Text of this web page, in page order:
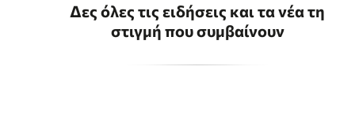
Δες όλες τις ειδήσεις και τα νέα τη
στιγμή που συμβαίνουν